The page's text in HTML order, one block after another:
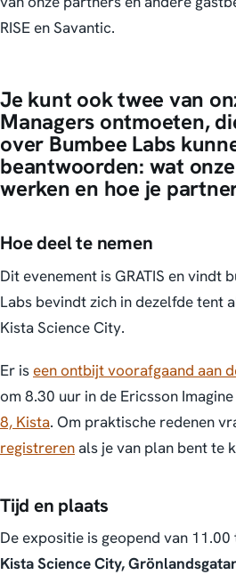
RISE en Savantic.
Je kunt ook twee van
Managers ontmoeten,
over Bumbee Labs
beantwoorden: wat
werken en hoe je
Hoe deel te nemen
Dit evenement is GRATIS en vindt
Labs bevindt zich in dezelfde tent
Kista Science City.
Er iseen ontbijt voorafgaand aan
om 8.30 uur in de Ericsson
8, Kista. Om praktische redenen
registrerenals je van plan bent te
Tijd en plaats
De expositie is geopend van
Kista Science City,